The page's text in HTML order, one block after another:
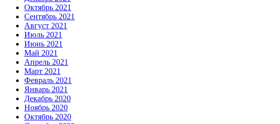
Октябрь 2021
Сентябрь 2021
Август 2021
Июль 2021
Июнь 2021
Май 2021
Апрель 2021
Март 2021
Февраль 2021
Январь 2021
Декабрь 2020
Ноябрь 2020
Октябрь 2020